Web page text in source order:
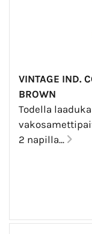
VINTAGE IND.
BROWN
Todella
2 napilla...